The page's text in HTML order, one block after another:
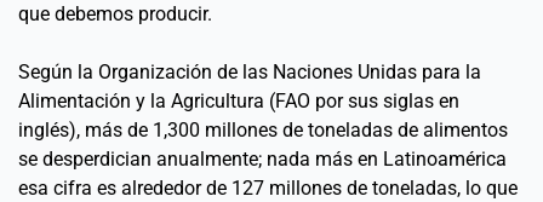
que debemos producir.
Según la Organización de las Naciones Unidas para la
Alimentación y la Agricultura (FAO por sus siglas en
inglés), más de 1,300 millones de toneladas de alimentos
se desperdician anualmente; nada más en Latinoamérica
esa cifra es alrededor de 127 millones de toneladas, lo que